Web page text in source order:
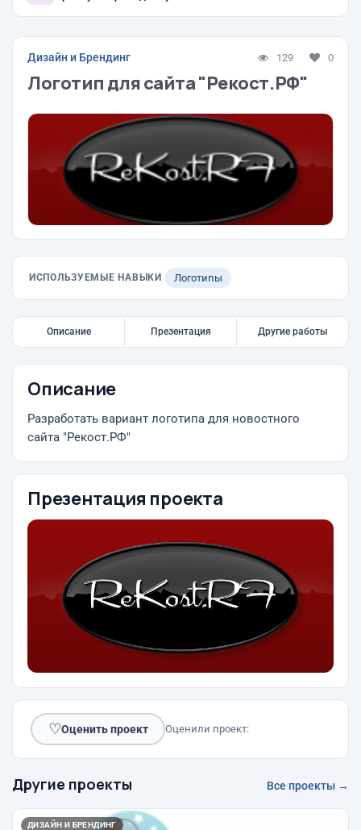
Дизайн и Брендинг 129 0
Логотип для сайта "Рекост.РФ"
ИСПОЛЬЗУЕМЫЕ НАВЫКИ Логотипы
Описание Презентация Другие работы
Описание
Разработать вариант логотипа для новостного
сайта "Рекост.РФ"
Презентация проекта
♡Оценить проект Оценили проект:
Другие проекты Все проекты →
ДИЗАЙН И БРЕНДИНГ